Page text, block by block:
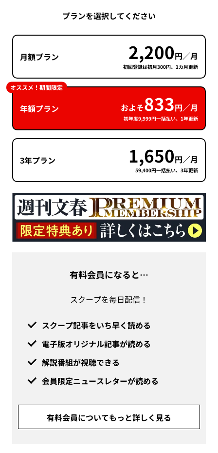
プランを選択してください
月額プラン 2,200円／月
初回登録は初月300円、1カ月更新
年額プラン およそ833円／月
初年度9,999円一括払い、1年更新
オススメ！期間限定
3年プラン 1,650円／月
59,400円一括払い、3年更新
有料会員になると…
スクープを毎日配信！
スクープ記事をいち早く読める
電子版オリジナル記事が読める
解説番組が視聴できる
会員限定ニュースレターが読める
有料会員についてもっと詳しく見る